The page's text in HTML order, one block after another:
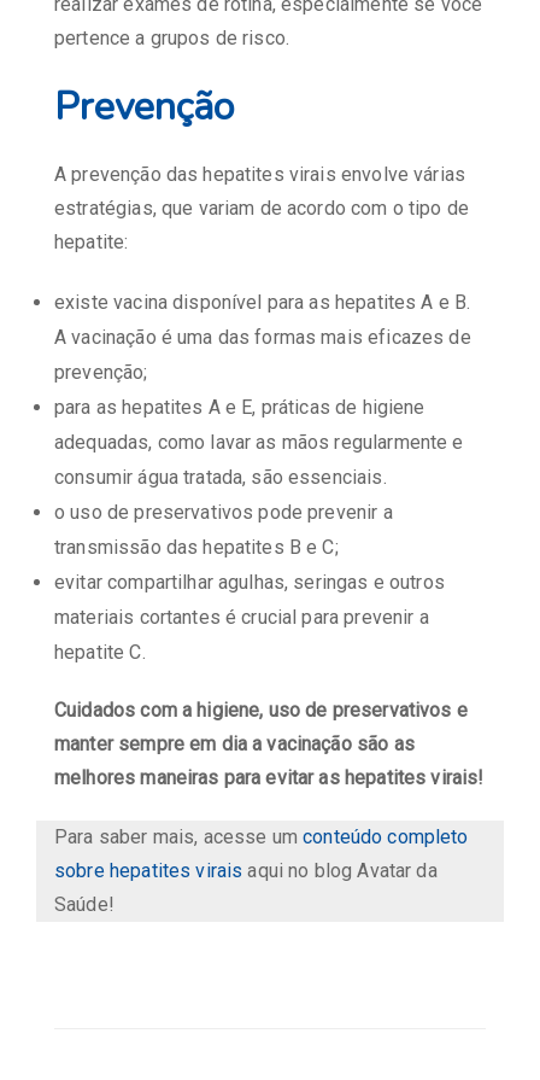
pertence a grupos de risco.
Prevenção
A prevenção das hepatites virais envolve várias
estratégias, que variam de acordo com o tipo de
hepatite:
existe vacina disponível para as hepatites A e B.
A vacinação é uma das formas mais eficazes de
prevenção;
para as hepatites A e E, práticas de higiene
adequadas, como lavar as mãos regularmente e
consumir água tratada, são essenciais.
o uso de preservativos pode prevenir a
transmissão das hepatites B e C;
evitar compartilhar agulhas, seringas e outros
materiais cortantes é crucial para prevenir a
hepatite C.
Cuidados com a higiene, uso de preservativos e
manter sempre em dia a vacinação são as
melhores maneiras para evitar as hepatites virais!
Para saber mais, acesse umconteúdo completo
sobre hepatites virais aqui no blog Avatar da
Saúde!